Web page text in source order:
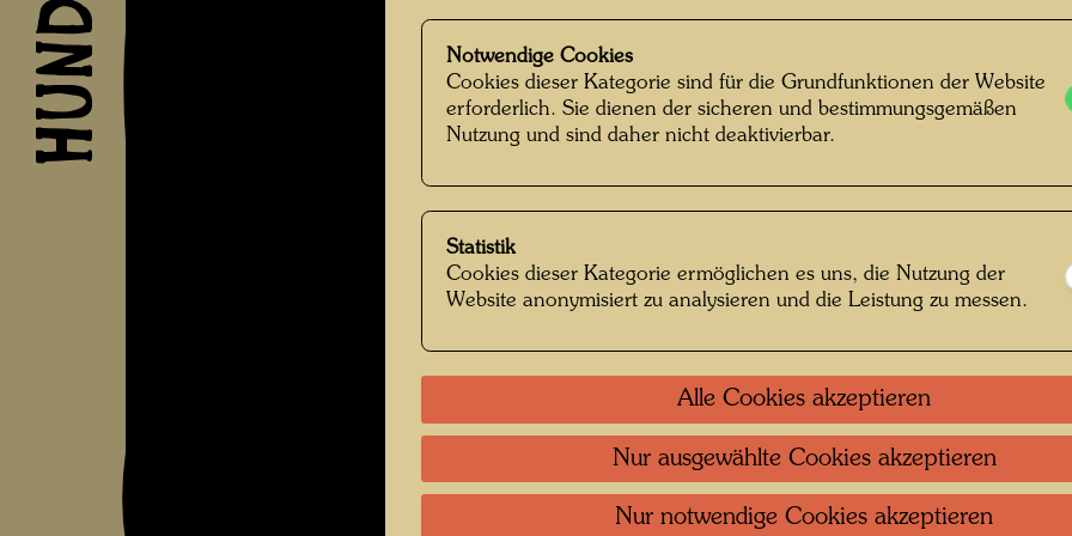
Auflage:
Uhr
Notwendige Cookies
Cookies dieser Kategorie sind für die Grundfunktionen der Website
erforderlich. Sie dienen der sicheren und bestimmungsgemäßen
Nutzung und sind daher nicht deaktivierbar.
Statistik
Cookies dieser Kategorie ermöglichen es uns, die Nutzung der
Website anonymisiert zu analysieren und die Leistung zu messen.
Alle Cookies akzeptieren
Nur ausgewählte Cookies akzeptieren
Nur notwendige Cookies akzeptieren